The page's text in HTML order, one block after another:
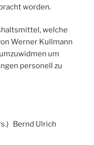
worden.
welche
Werner Kullmann
um
personell zu
Bernd Ulrich